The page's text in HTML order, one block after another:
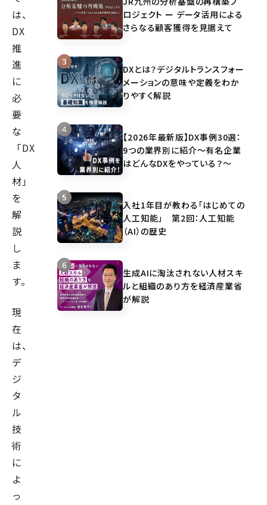
は、
DX
推
進
に
必
要
な
「DX
人
材」
を
解
説
し
ま
す。
現
在
は、
デ
ジ
タ
ル
技
術
に
よ
っ
ロジェクト ー データ活用による
さらなる顧客獲得を見据えて
DXとは？デジタルトランスフォー
メーションの意味や定義をわか
りやすく解説
【2026年最新版】DX事例30選：
9つの業界別に紹介～有名企業
はどんなDXをやっている？～
入社1年目が教わる「はじめての
人工知能」 第2回：人工知能
（AI）の歴史
生成AIに淘汰されない人材スキ
ルと組織のあり方を経済産業省
が解説